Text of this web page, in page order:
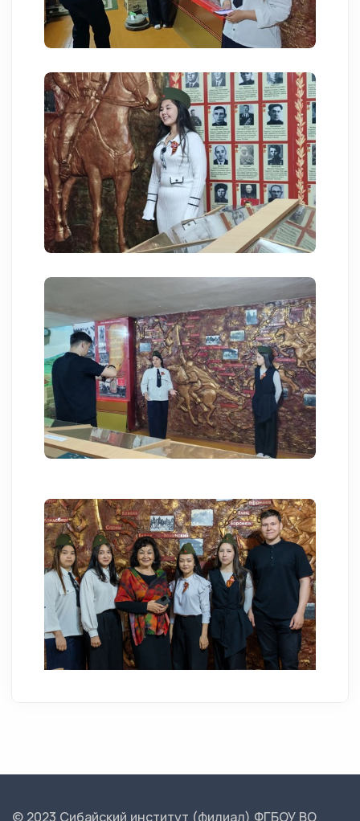
© 2023 Сибайский институт (филиал) ФГБОУ ВО